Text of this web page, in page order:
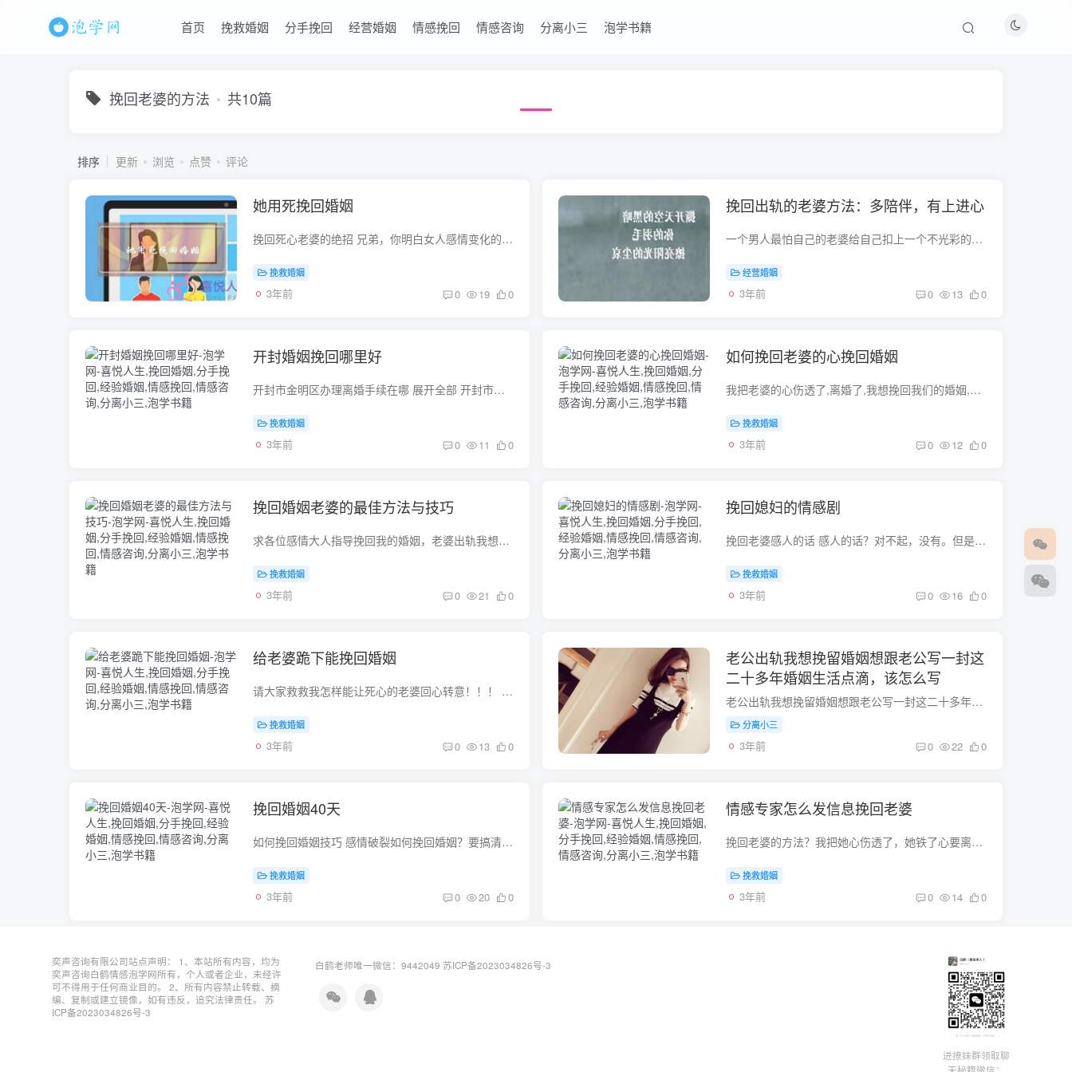
首页 挽救婚姻 分手挽回 经营婚姻 情感挽回 情感咨询 分离小三 泡学书籍
挽回老婆的方法 共10篇
排序 更新 浏览 点赞 评论
她用死挽回婚姻
挽回死心老婆的绝招 兄弟，你明白女人感情变化的这个过程吗？从一开始的期待，到失望，到不断失望，到没有期待，是经历了一个漫长的心里挣扎过程，毕竟孩子还小，任何一个女人都不会随意选择让...
挽救婚姻
3年前 0 19 0
挽回出轨的老婆方法：多陪伴，有上进心
一个男人最怕自己的老婆给自己扣上一个不光彩的绿帽子，当事情真正发生时，你该怎么办？如果你十分爱对方，想要挽回，又该怎么做？在此，分享一些关于挽回老婆的方法给大家。 一、冷静分析，保...
经营婚姻
3年前 0 13 0
开封婚姻挽回哪里好
开封市金明区办理离婚手续在哪 展开全部 开封市金明区公务员事务局婚姻登记处：5952731 周一，周三，周五，办理离婚 周二，周四，男性和女性的婚姻 场景离婚协议包括：双方同意离婚，婚前，婚姻...
挽救婚姻
3年前 0 11 0
如何挽回老婆的心挽回婚姻
我把老婆的心伤透了,离婚了,我想挽回我们的婚姻,但是我现在想把她的心平静,冷静下来给怎么办 人们常说男人为面子而活,女人为情感而生。夫妻双方伴着绵绵的爱意和深深的祝福，进入婚姻，但是却要...
挽救婚姻
3年前 0 12 0
挽回婚姻老婆的最佳方法与技巧
求各位感情大人指导挽回我的婚姻，老婆出轨我想挽回。 多多沟通吧，但也适当讲点技巧，建议你如下操作试试看:1. 多和她讲讲你们当初恋爱时的甜蜜，包括你们是否有过共同的梦想。2.想办法让她看...
挽救婚姻
3年前 0 21 0
挽回媳妇的情感剧
挽回老婆感人的话 感人的话？对不起，没有。但是有肺腑的话，就是你们之间经历的过去。把你们之间在一起的快乐作为感人的话语，把你们争吵过后的悔意当作自己的歉意，用真诚挽回，比你跑来问什...
挽救婚姻
3年前 0 16 0
给老婆跪下能挽回婚姻
请大家救救我怎样能让死心的老婆回心转意！！！ 把你这条提问给她看，她要知道的是你真的知道悔改了。方式可以是打开屏幕长亮给她看，不要逼她。同时，做她亲友的工作，让她的亲友劝她，她容易...
挽救婚姻
3年前 0 13 0
老公出轨我想挽留婚姻想跟老公写一封这
二十多年婚姻生活点滴，该怎么写
老公出轨我想挽留婚姻想跟老公写一封这二十多年婚姻生活点滴，该怎么写你要知道现在发生的这些事情一定会有一个前因，不是说两个人过得好好的，突然有一天就发生老公出轨的事情。一定是有一个长...
分离小三
3年前 0 22 0
挽回婚姻40天
如何挽回婚姻技巧 感情破裂如何挽回婚姻？要搞清楚是什么原因导致感情破裂？如果是因为家庭琐事发生争吵，一气之下冲动分手或者离婚，导致感情破裂，那么最有效的做法就是向对方诚恳的认错，请...
挽救婚姻
3年前 0 20 0
情感专家怎么发信息挽回老婆
挽回老婆的方法？我把她心伤透了，她铁了心要离婚，孩子都不要了，我想挽回婚姻 既然连孩子也不管了， 也要离婚。 说点什么呢？ 说明确实是伤透了对方的心呀！ 抱着一颗虔诚的心， 去认错吧！ ...
挽救婚姻
3年前 0 14 0
奕声咨询有限公司站点声明： 1、本站所有内容，均为
奕声咨询白鹤情感泡学网所有，个人或者企业，未经许
可不得用于任何商业目的。 2、所有内容禁止转载、摘
编、复制或建立镜像，如有违反，追究法律责任。 苏
ICP备2023034826号-3
白鹤老师唯一微信：9442049 苏ICP备2023034826号-3
进撩妹群领取聊